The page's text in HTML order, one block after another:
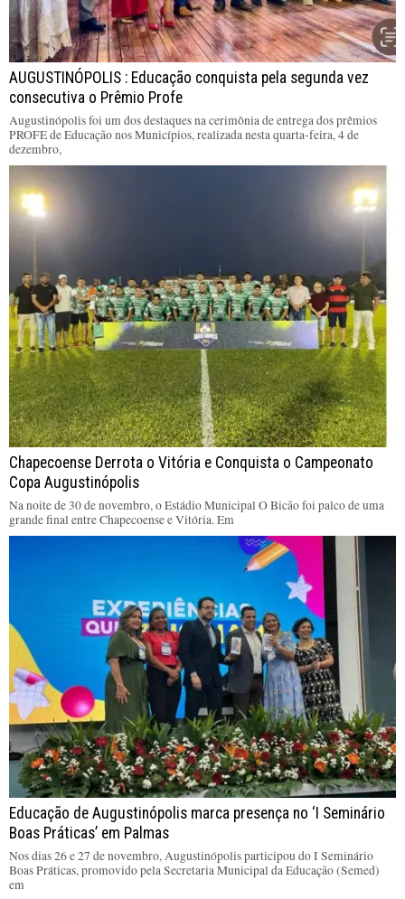
AUGUSTINÓPOLIS : Educação conquista pela segunda vez
consecutiva o Prêmio Profe
Augustinópolis foi um dos destaques na cerimônia de entrega dos prêmios
PROFE de Educação nos Municípios, realizada nesta quarta-feira, 4 de
dezembro,
Chapecoense Derrota o Vitória e Conquista o Campeonato
Copa Augustinópolis
Na noite de 30 de novembro, o Estádio Municipal O Bicão foi palco de uma
grande final entre Chapecoense e Vitória. Em
Educação de Augustinópolis marca presença no ‘I Seminário
Boas Práticas’ em Palmas
Nos dias 26 e 27 de novembro, Augustinópolis participou do I Seminário
Boas Práticas, promovido pela Secretaria Municipal da Educação (Semed)
em